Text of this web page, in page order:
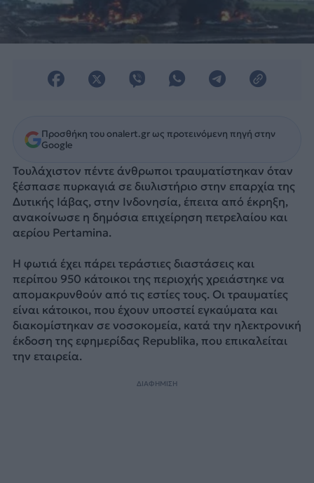
Προσθήκη του onalert.gr ως προτεινόμενη πηγή στην
Google
Τουλάχιστον πέντε άνθρωποι τραυματίστηκαν όταν
ξέσπασε πυρκαγιά σε διυλιστήριο στην επαρχία της
Δυτικής Ιάβας, στην Ινδονησία, έπειτα από έκρηξη,
ανακοίνωσε η δημόσια επιχείρηση πετρελαίου και
αερίου Pertamina.
Η φωτιά έχει πάρει τεράστιες διαστάσεις και
περίπου 950 κάτοικοι της περιοχής χρειάστηκε να
απομακρυνθούν από τις εστίες τους. Οι τραυματίες
είναι κάτοικοι, που έχουν υποστεί εγκαύματα και
διακομίστηκαν σε νοσοκομεία, κατά την ηλεκτρονική
έκδοση της εφημερίδας Republika, που επικαλείται
την εταιρεία.
ΔΙΑΦΗΜΙΣΗ